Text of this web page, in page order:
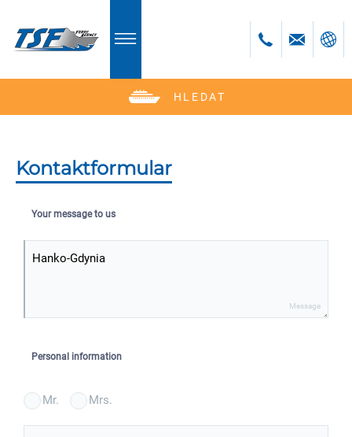
HLEDAT
Kontaktformular
Your message to us
Message
Personal information
Mr. Mrs.